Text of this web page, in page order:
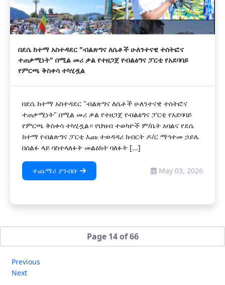
በደሴ ከተማ አስተዳደር "ብልጽግና ለሴቶች ሁለንተናዊ ተሰትፎና
ተጠቃሚነት" በሚል መሪ ቃል የተዘጋጀ የብልፅግና ፓርቲ የአደባባይ
የምርጫ ቅስቀሳ ተካሂዷል
በደሴ ከተማ አስተዳደር "ብልጽግና ለሴቶች ሁለንተናዊ ተሰትፎና
ተጠቃሚነት" በሚል መሪ ቃል የተዘጋጀ የብልፅግና ፓርቲ የአደባባይ
የምርጫ ቅስቀሳ ተካሂዷል። የህዝብ ተወካዮች ም/ቤት አባልና የደሴ
ከተማ የብልጽግና ፓርቲ እጩ ተወዳዳሪ ክብርት ዶ/ር ማኅተመ ኃይሌ
በሰልፉ ላይ ባስተላለፉት መልዕክት ባለፉት [...]
ተጨማሪ ያንብቡ May 03, 2026
Page 14 of 66
Previous
Next